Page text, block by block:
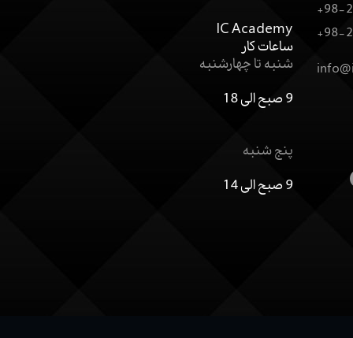
+98-
+98-
IC Academy
ساعات کار
شنبه تا چهارشنبه
9 صبح الی 18
پنج شنبه
9 صبح الی 14